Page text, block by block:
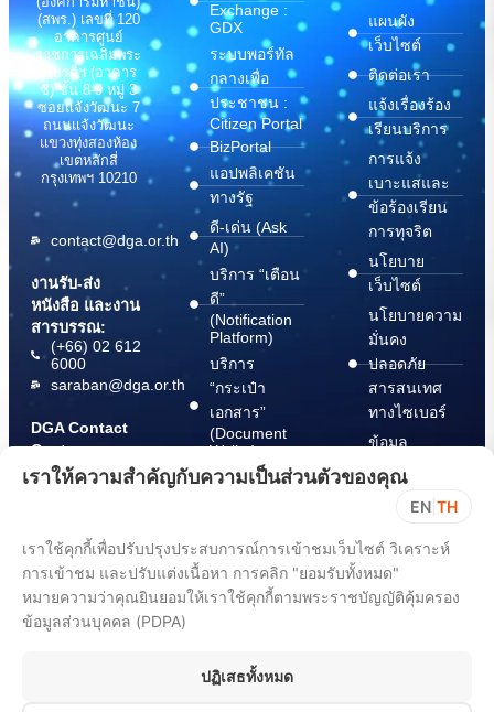
(สพร.) เลขที่ 120
อาคารศูนย์
ราชการเฉลิมพระ
เกียรติฯ (อาคาร
ซี) ชั้น 8-9 หมู่ 3
ซอยแจ้งวัฒนะ 7
ถนนแจ้งวัฒนะ
แขวงทุ่งสองห้อง
เขตหลักสี่
กรุงเทพฯ 10210
contact@dga.or.th
งานรับ-ส่ง
หนังสือ และงาน
สารบรรณ:
(+66) 02 612
6000
saraban@dga.or.th
DGA Contact
Center:
(+66) 02 612
6060
Exchange :
GDX
ระบบพอร์ทัล
กลางเพื่อ
ประชาชน :
Citizen Portal
BizPortal
แอปพลิเคชัน
ทางรัฐ
ดี-เด่น (Ask
AI)
บริการ “เตือน
ดี”
(Notification
Platform)
บริการ
“กระเป๋า
เอกสาร”
(Document
Wallet)
แผนผัง
เว็บไซต์
ติดต่อเรา
แจ้งเรื่องร้อง
เรียนบริการ
การแจ้ง
เบาะแสและ
ข้อร้องเรียน
การทุจริต
นโยบาย
เว็บไซต์
นโยบายความ
มั่นคง
ปลอดภัย
สารสนเทศ
ทางไซเบอร์
ข้อมูล
ปฏิบัติตาม
พ.ร.บ. การ
ปฏิบัติราชการ
ทาง
อิเล็กทรอนิกส์
พ.ศ. 2565
เราให้ความสำคัญกับความเป็นส่วนตัวของคุณ
EN TH
เราใช้คุกกี้เพื่อปรับปรุงประสบการณ์การเข้าชมเว็บไซต์ วิเคราะห์
การเข้าชม และปรับแต่งเนื้อหา การคลิก "ยอมรับทั้งหมด"
หมายความว่าคุณยินยอมให้เราใช้คุกกี้ตามพระราชบัญญัติคุ้มครอง
ข้อมูลส่วนบุคคล (PDPA)
ปฏิเสธทั้งหมด